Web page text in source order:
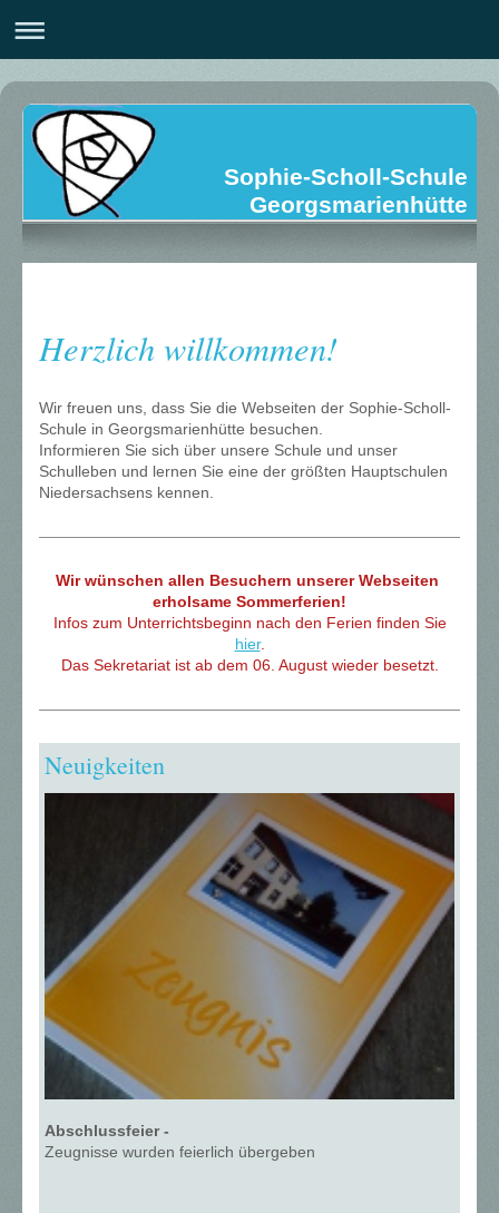
Sophie-Scholl-Schule
Georgsmarienhütte
Herzlich willkommen!
Wir freuen uns, dass Sie die Webseiten der Sophie-Scholl-
Schule in Georgsmarienhütte besuchen.
Informieren Sie sich über unsere Schule und unser
Schulleben und lernen Sie eine der größten Hauptschulen
Niedersachsens kennen.
Wir wünschen allen Besuchern unserer Webseiten
erholsame Sommerferien!
Infos zum Unterrichtsbeginn nach den Ferien finden Sie
hier.
Das Sekretariat ist ab dem 06. August wieder besetzt.
Neuigkeiten
Abschlussfeier -
Zeugnisse wurden feierlich übergeben